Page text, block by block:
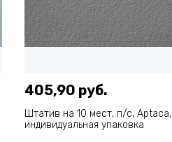
405,90 руб.
Штатив на 10 мест, п/с, Аptaca,
индивидуальная упаковка